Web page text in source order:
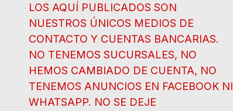
LOS AQUÍ PUBLICADOS SON
NUESTROS ÚNICOS MEDIOS DE
CONTACTO Y CUENTAS BANCARIAS.
NO TENEMOS SUCURSALES, NO
HEMOS CAMBIADO DE CUENTA, NO
TENEMOS ANUNCIOS EN FACEBOOK NI
WHATSAPP. NO SE DEJE